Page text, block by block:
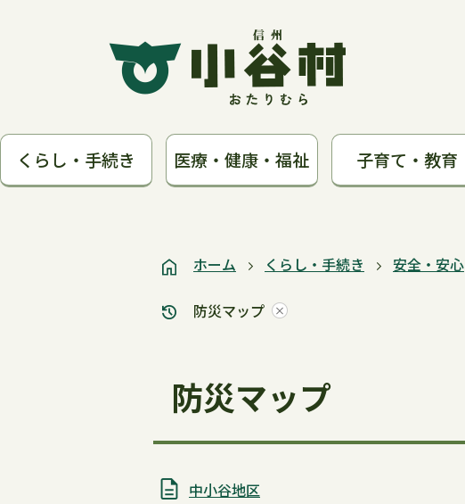
くらし・手続き 医療・健康・福祉 子育て・教育
ホーム くらし・手続き 安全・安心
防災マップ
防災マップ
中小谷地区